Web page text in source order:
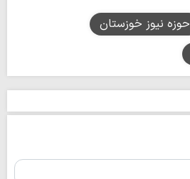
حوزه نیوز خوزستان